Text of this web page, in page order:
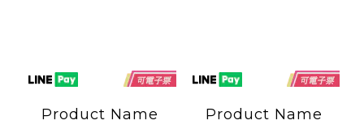
Product Name Product Name